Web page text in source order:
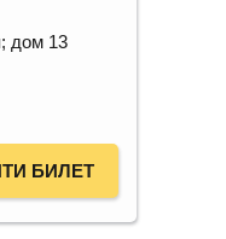
дом 13
БИЛЕТ